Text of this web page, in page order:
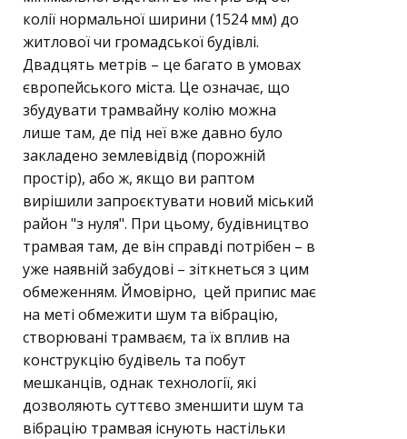
колії нормальної ширини (1524 мм) до
житлової чи громадської будівлі.
Двадцять метрів – це багато в умовах
європейського міста. Це означає, що
збудувати трамвайну колію можна
лише там, де під неї вже давно було
закладено землевідвід (порожній
простір), або ж, якщо ви раптом
вирішили запроєктувати новий міський
район "з нуля". При цьому, будівництво
трамвая там, де він справді потрібен – в
уже наявній забудові – зіткнеться з цим
обмеженням. Ймовірно, цей припис має
на меті обмежити шум та вібрацію,
створювані трамваєм, та їх вплив на
конструкцію будівель та побут
мешканців, однак технології, які
дозволяють суттєво зменшити шум та
вібрацію трамвая існують настільки